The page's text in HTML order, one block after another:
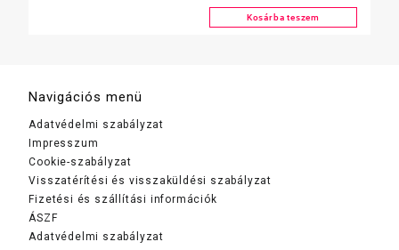
Kosárba teszem
Navigációs menü
Adatvédelmi szabályzat
Impresszum
Cookie-szabályzat
Visszatérítési és visszaküldési szabályzat
Fizetési és szállítási információk
ÁSZF
Adatvédelmi szabályzat